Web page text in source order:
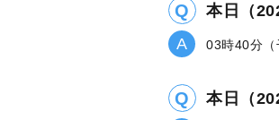
本日（
03時40分（
本日（